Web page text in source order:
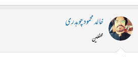
خالد محمود چوہدری
محفلین